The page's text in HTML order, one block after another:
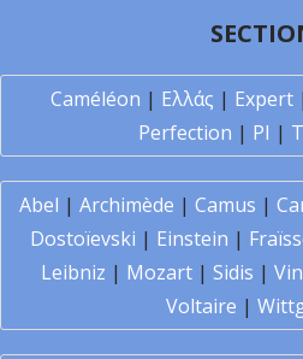
Caméléon | Ελλάς | Expert|
Perfection | PI |
Abel | Archimède | Camus |
Dostoïevski | Einstein |
Leibniz | Mozart | Sidis |
Voltaire |